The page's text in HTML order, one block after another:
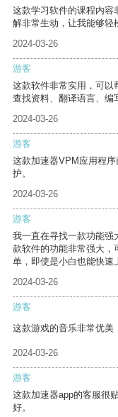
这款学习软件的课程内容
解非常生动，让我能够轻
2024-03-26
游客
这款软件非常实用，可以
查找资料、翻译语言、编
2024-03-26
游客
这款加速器VPM应用程
护。
2024-03-26
游客
我一直在寻找一款功能强
款软件的功能非常强大，
单，即使是小白也能快速
2024-03-26
游客
这款游戏的音乐非常优美
2024-03-26
游客
这款加速器app的客服很
好。